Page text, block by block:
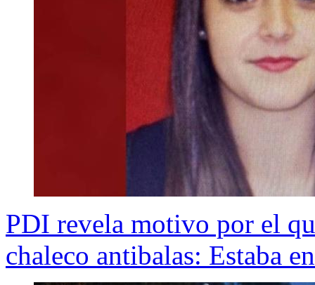
PDI revela motivo por el
chaleco antibalas: Estaba